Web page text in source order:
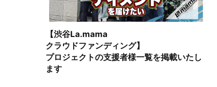
【渋谷La.mama
クラウドファンディング】
プロジェクトの支援者様一覧を掲載いたし
ます